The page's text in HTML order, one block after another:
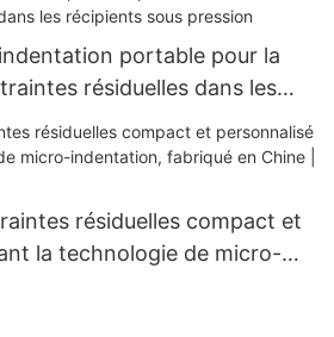
portable pour la
résiduelles dans les
résiduelles compact et
la technologie de micro-